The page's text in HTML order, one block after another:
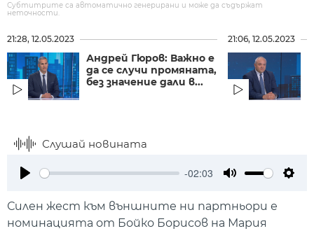
Субтитрите са автоматично генерирани и може да съдържат
неточности.
21:28, 12.05.2023
Андрей Гюров: Важно е
да се случи промяната,
без значение дали в...
21:06, 12.05.2023
Слушай новината
-02:03
Силен жест към външните ни партньори е
номинацията от Бойко Борисов на Мария